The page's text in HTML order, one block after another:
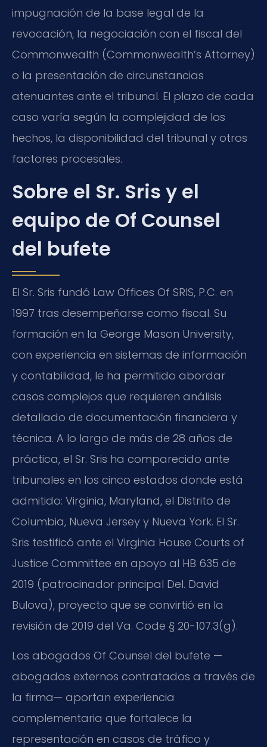
impugnación de la base legal de la
revocación, la negociación con el fiscal del
Commonwealth (Commonwealth’s Attorney)
o la presentación de circunstancias
atenuantes ante el tribunal. El plazo de cada
caso varía según la complejidad de los
hechos, la disponibilidad del tribunal y otros
factores procesales.
Sobre el Sr. Sris y el
equipo de Of Counsel
del bufete
El Sr. Sris fundó Law Offices Of SRIS, P.C. en
1997 tras desempeñarse como fiscal. Su
formación en la George Mason University,
con experiencia en sistemas de información
y contabilidad, le ha permitido abordar
casos complejos que requieren análisis
detallado de documentación financiera y
técnica. A lo largo de más de 28 años de
práctica, el Sr. Sris ha comparecido ante
tribunales en los cinco estados donde está
admitido: Virginia, Maryland, el Distrito de
Columbia, Nueva Jersey y Nueva York. El Sr.
Sris testificó ante el Virginia House Courts of
Justice Committee en apoyo al HB 635 de
2019 (patrocinador principal Del. David
Bulova), proyecto que se convirtió en la
revisión de 2019 del Va. Code § 20-107.3(g).
Los abogados Of Counsel del bufete —
abogados externos contratados a través de
la firma— aportan experiencia
complementaria que fortalece la
representación en casos de tráfico y